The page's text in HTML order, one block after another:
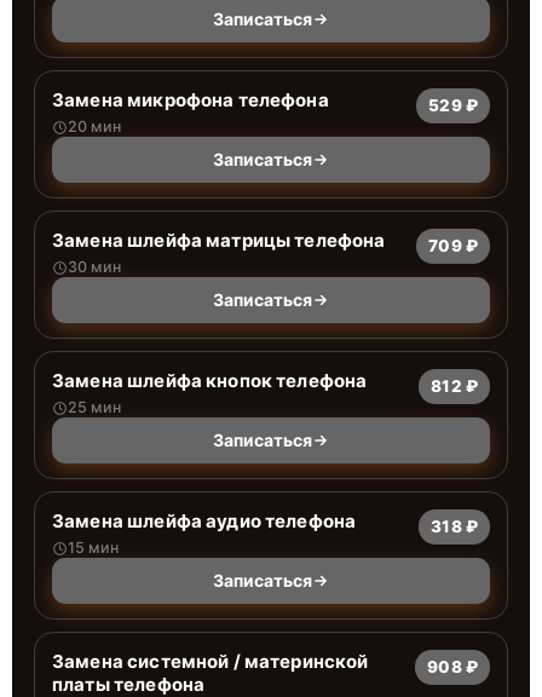
Записаться
Замена микрофона телефона
20 мин
529 ₽
Записаться
Замена шлейфа матрицы телефона
30 мин
709 ₽
Записаться
Замена шлейфа кнопок телефона
25 мин
812 ₽
Записаться
Замена шлейфа аудио телефона
15 мин
318 ₽
Записаться
Замена системной / материнской
платы телефона
908 ₽